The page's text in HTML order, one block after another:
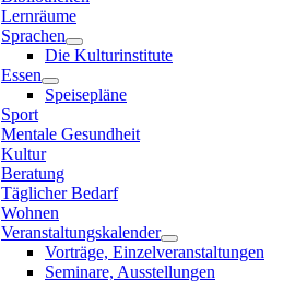
Lernräume
Sprachen
Die Kulturinstitute
Essen
Speisepläne
Sport
Mentale Gesundheit
Kultur
Beratung
Täglicher Bedarf
Wohnen
Veranstaltungskalender
Vorträge, Einzelveranstaltungen
Seminare, Ausstellungen